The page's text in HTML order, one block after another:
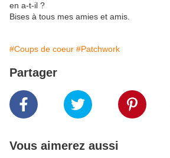
en a-t-il ?
Bises à tous mes amies et amis.
#Coups de coeur #Patchwork
Partager
Vous aimerez aussi